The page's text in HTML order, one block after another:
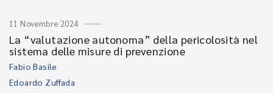
11 Novembre 2024
La “valutazione autonoma” della pericolosità nel
sistema delle misure di prevenzione
Fabio Basile
Edoardo Zuffada